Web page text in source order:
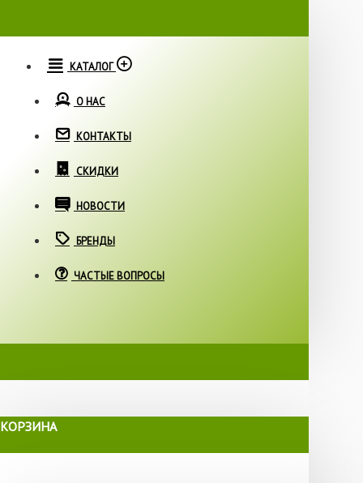
КАТАЛОГ
О НАС
КОНТАКТЫ
СКИДКИ
НОВОСТИ
БРЕНДЫ
ЧАСТЫЕ ВОПРОСЫ
КОРЗИНА